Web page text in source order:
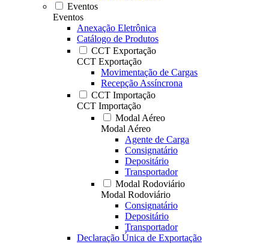
Eventos
Eventos
Anexação Eletrônica
Catálogo de Produtos
CCT Exportação
CCT Exportação
Movimentação de Cargas
Recepção Assíncrona
CCT Importação
CCT Importação
Modal Aéreo
Modal Aéreo
Agente de Carga
Consignatário
Depositário
Transportador
Modal Rodoviário
Modal Rodoviário
Consignatário
Depositário
Transportador
Declaração Única de Exportação